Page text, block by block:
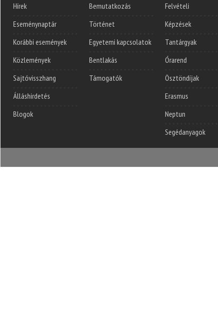
Hírek
Eseménynaptár
Korábbi események
Közlemények
Sajtóvisszhang
Álláshirdetés
Blogok
Bemutatkozás
Történet
Egyetemi kapcsolatok
Bentlakás
Támogatók
Felvételi
Képzések
Tantárgyak
Órarend
Ösztöndíjak
Erasmus
Neptun
Segédanyagok